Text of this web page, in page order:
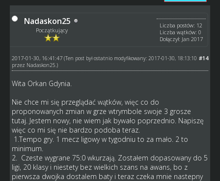
Nadaskon25
Początkujący
Liczba postów: 12
Liczba wątków: 0
Dołączył: Jan 2017
#14
2017-01-30, 16:41:47 (Ten post był ostatnio modyfikowany: 2017-01-30, 18:13:10
przez Nadaskon25 .)
Wita Orkan Gdynia.
Nie chce mi się przeglądać wątków, więc co do
proponowanych zmian w grze wtrymbole swoje 3 grosze
tutaj. Jestem nowy, nie wiem jak bywało poprzednio. Napiszę
więc co mi się nie bardzo podoba teraz.
1.Tempo gry. 1 mecz ligowy w tygodniu to za mało. 2 to
minimum.
2. Czeste wygrane 75:0 wkurzają. Zostałem dopasowany do 5
ligi, 20 klasy i niestety bez wielkich szans na awans, bo z
pierwsza dwojka dostalem baty i teraz czeka mnie nastepny